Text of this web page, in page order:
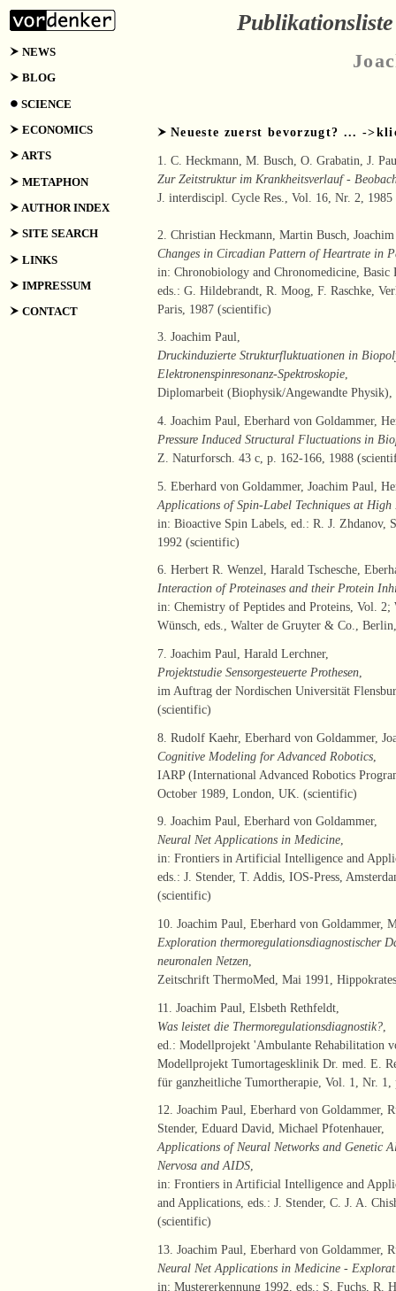
NEWS
BLOG
SCIENCE
ECONOMICS
ARTS
METAPHON
AUTHOR INDEX
SITE SEARCH
LINKS
IMPRESSUM
CONTACT
Neueste zuerst bevorzugt? ... -
1. C. Heckmann, M. Busch, O. Grabatin, J.
Zur Zeitstruktur im Krankheitsverlauf -
J. interdiscipl. Cycle Res., Vol. 16, Nr. 2,
2. Christian Heckmann, Martin Busch,
Changes in Circadian Pattern of Heartrate in
in: Chronobiology and Chronomedicine, Basic
eds.: G. Hildebrandt, R. Moog, F. Raschke,
Paris, 1987 (scientific)
3. Joachim Paul,
Druckinduzierte Strukturfluktuationen in
Elektronenspinresonanz-Spektroskopie,
Diplomarbeit (Biophysik/Angewandte
4. Joachim Paul, Eberhard von Goldammer,
Pressure Induced Structural Fluctuations in
Z. Naturforsch. 43 c, p. 162-166, 1988
5. Eberhard von Goldammer, Joachim Paul,
Applications of Spin-Label Techniques at High
in: Bioactive Spin Labels, ed.: R. J. Zhdanov,
1992 (scientific)
6. Herbert R. Wenzel, Harald Tschesche,
Interaction of Proteinases and their Protein
in: Chemistry of Peptides and Proteins, Vol.
Wünsch, eds., Walter de Gruyter & Co.,
7. Joachim Paul, Harald Lerchner,
Projektstudie Sensorgesteuerte Prothesen
im Auftrag der Nordischen Universität
(scientific)
8. Rudolf Kaehr, Eberhard von Goldammer,
Cognitive Modeling for Advanced Robotics
IARP (International Advanced Robotics
October 1989, London, UK. (scientific)
9. Joachim Paul, Eberhard von Goldammer,
Neural Net Applications in Medicine,
in: Frontiers in Artificial Intelligence and
eds.: J. Stender, T. Addis, IOS-Press,
(scientific)
10. Joachim Paul, Eberhard von Goldammer,
Exploration thermoregulationsdiagnostischer
neuronalen Netzen
Zeitschrift ThermoMed, Mai 1991,
11. Joachim Paul, Elsbeth Rethfeldt,
Was leistet die Thermoregulationsdiagnostik?
ed.: Modellprojekt 'Ambulante Rehabilitation
Modellprojekt Tumortagesklinik Dr. med. E.
für ganzheitliche Tumortherapie, Vol. 1, Nr.
12. Joachim Paul, Eberhard von Goldammer,
Stender, Eduard David, Michael Pfotenhauer,
Applications of Neural Networks and Genetic
Nervosa and AIDS,
in: Frontiers in Artificial Intelligence and
and Applications, eds.: J. Stender, C. J. A.
(scientific)
13. Joachim Paul, Eberhard von Goldammer,
Neural Net Applications in Medicine -
in: Mustererkennung 1992, eds.: S. Fuchs,